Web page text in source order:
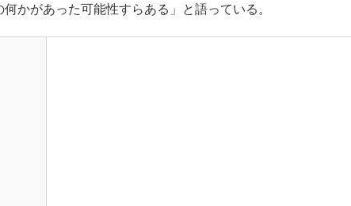
かがあった可能性すらある」と語っている。